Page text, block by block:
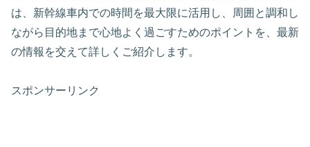
は、新幹線車内での時間を最大限に活用し、周囲と調和し
ながら目的地まで心地よく過ごすためのポイントを、最新
の情報を交えて詳しくご紹介します。
スポンサーリンク